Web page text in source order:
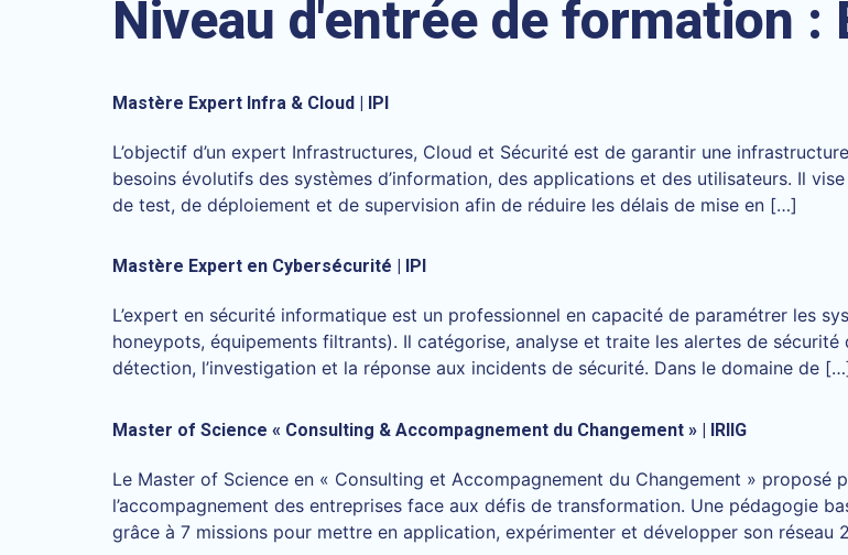
Niveau d'entrée de formation :
Mastère Expert Infra & Cloud | IPI
L’objectif d’un expert Infrastructures, Cloud et Sécurité est de garantir une
besoins évolutifs des systèmes d’information, des applications et des utilisateurs. Il
de test, de déploiement et de supervision afin de réduire les délais de mise en […]
Mastère Expert en Cybersécurité | IPI
L’expert en sécurité informatique est un professionnel en capacité de paramétrer les
honeypots, équipements filtrants). Il catégorise, analyse et traite les alertes de
détection, l’investigation et la réponse aux incidents de sécurité. Dans le domaine de
Master of Science « Consulting & Accompagnement du Changement » | IRIIG
Le Master of Science en « Consulting et Accompagnement du Changement » proposé
l’accompagnement des entreprises face aux défis de transformation. Une pédagogie
grâce à 7 missions pour mettre en application, expérimenter et développer son réseau